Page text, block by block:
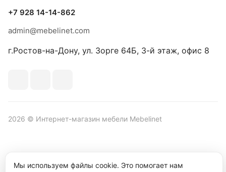
+7 928 14-14-862
admin@mebelinet.com
г.Ростов-на-Дону, ул. Зорге 64Б, 3-й этаж, офис 8
2026 © Интернет-магазин мебели Mebelinet
Политика обработки персональных данных Политика
Мы используем файлы cookie. Это помогает нам